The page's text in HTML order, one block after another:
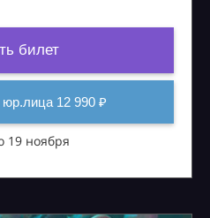
билет
12 990 ₽
19 ноября